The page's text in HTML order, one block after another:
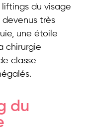
liftings du visage
devenus très
une étoile
chirurgie
classe
du